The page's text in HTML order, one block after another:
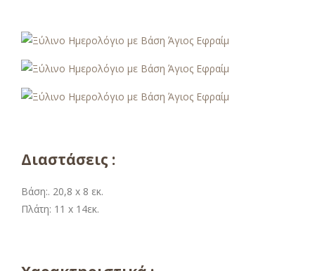
Διαστάσεις :
Βάση:. 20,8 x 8 εκ.
Πλάτη: 11 x 14εκ.